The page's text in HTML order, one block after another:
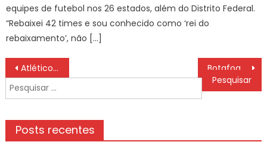
equipes de futebol nos 26 estados, além do Distrito Federal.
“Rebaixei 42 times e sou conhecido como ‘rei do
rebaixamento’, não […]
Navegação
de
Post
Atlético-GO x Ceará: ONDE ASSISTIR AO VIVO, BRASILEIRÃO SÉRIE B, HOJE (06/06), PALPITES, ESCALAÇÕES
Pesquisar
por:
Posts recentes